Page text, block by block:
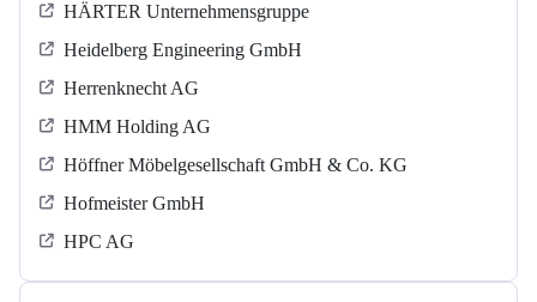
HÄRTER Unternehmensgruppe
Heidelberg Engineering GmbH
Herrenknecht AG
HMM Holding AG
Höffner Möbelgesellschaft GmbH & Co. KG
Hofmeister GmbH
HPC AG